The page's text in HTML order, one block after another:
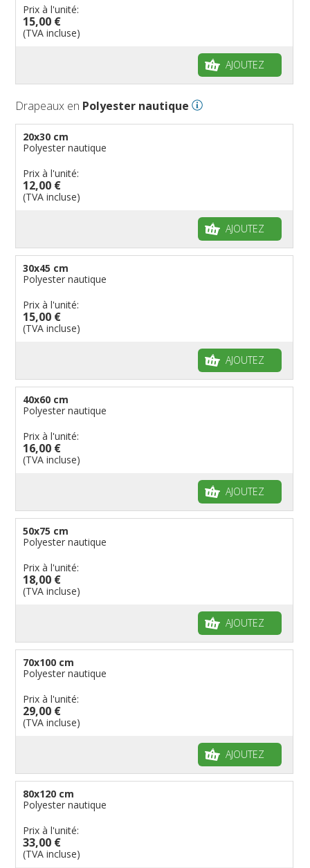
Prix à l'unité:
15,00 €
(TVA incluse)
AJOUTEZ
Drapeaux en Polyester nautique
20x30 cm
Polyester nautique
Prix à l'unité:
12,00 €
(TVA incluse)
AJOUTEZ
30x45 cm
Polyester nautique
Prix à l'unité:
15,00 €
(TVA incluse)
AJOUTEZ
40x60 cm
Polyester nautique
Prix à l'unité:
16,00 €
(TVA incluse)
AJOUTEZ
50x75 cm
Polyester nautique
Prix à l'unité:
18,00 €
(TVA incluse)
AJOUTEZ
70x100 cm
Polyester nautique
Prix à l'unité:
29,00 €
(TVA incluse)
AJOUTEZ
80x120 cm
Polyester nautique
Prix à l'unité:
33,00 €
(TVA incluse)